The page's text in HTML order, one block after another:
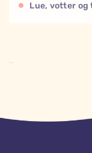
Lue, votter og